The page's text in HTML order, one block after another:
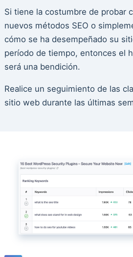
Si tiene la costumbre de probar
nuevos métodos SEO o
cómo se ha desempeñado su
período de tiempo, entonces el
será una bendición.
Realice un seguimiento de las
sitio web durante las últimas